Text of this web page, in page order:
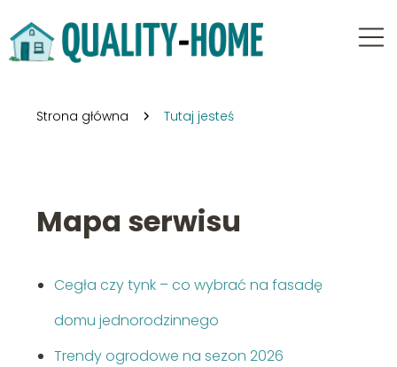
Strona główna Tutaj jesteś
Mapa serwisu
Cegła czy tynk – co wybrać na fasadę
domu jednorodzinnego
Trendy ogrodowe na sezon 2026